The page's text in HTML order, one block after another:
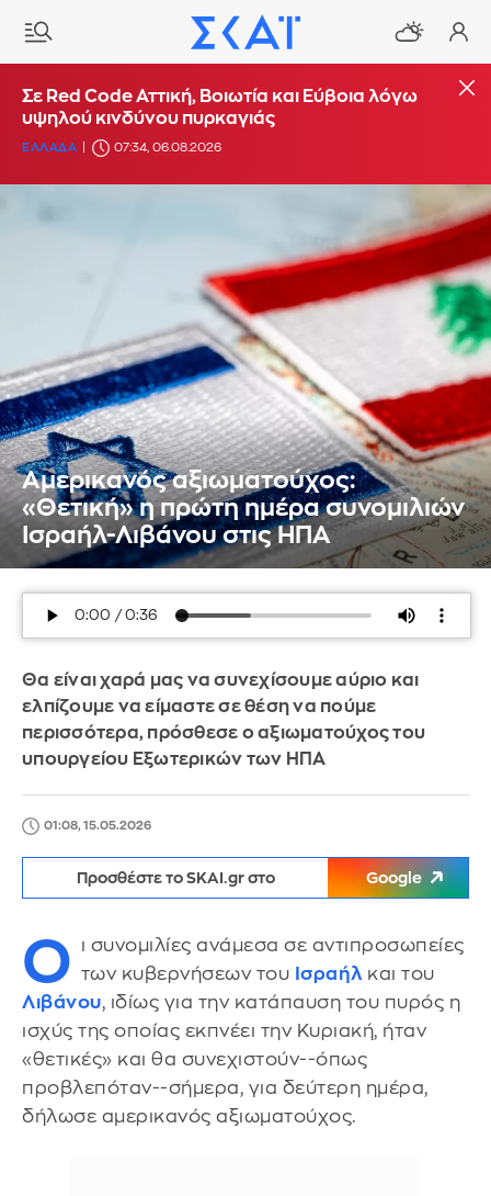
Σε Red Code Αττική, Βοιωτία και Εύβοια λόγω
υψηλού κινδύνου πυρκαγιάς
ΕΛΛΑΔΑ 07:34, 06.08.2026
Αμερικανός αξιωματούχος:
«Θετική» η πρώτη ημέρα συνομιλιών
Ισραήλ-Λιβάνου στις ΗΠΑ
Θα είναι χαρά μας να συνεχίσουμε αύριο και
ελπίζουμε να είμαστε σε θέση να πούμε
περισσότερα, πρόσθεσε ο αξιωματούχος του
υπουργείου Εξωτερικών των ΗΠΑ
01:08, 15.05.2026
Προσθέστε το SKAI.gr στο Google
Ο
ι συνομιλίες ανάμεσα σε αντιπροσωπείες
των κυβερνήσεων του Ισραήλ και του
Λιβάνου, ιδίως για την κατάπαυση του πυρός η
ισχύς της οποίας εκπνέει την Κυριακή, ήταν
«θετικές» και θα συνεχιστούν--όπως
προβλεπόταν--σήμερα, για δεύτερη ημέρα,
δήλωσε αμερικανός αξιωματούχος.